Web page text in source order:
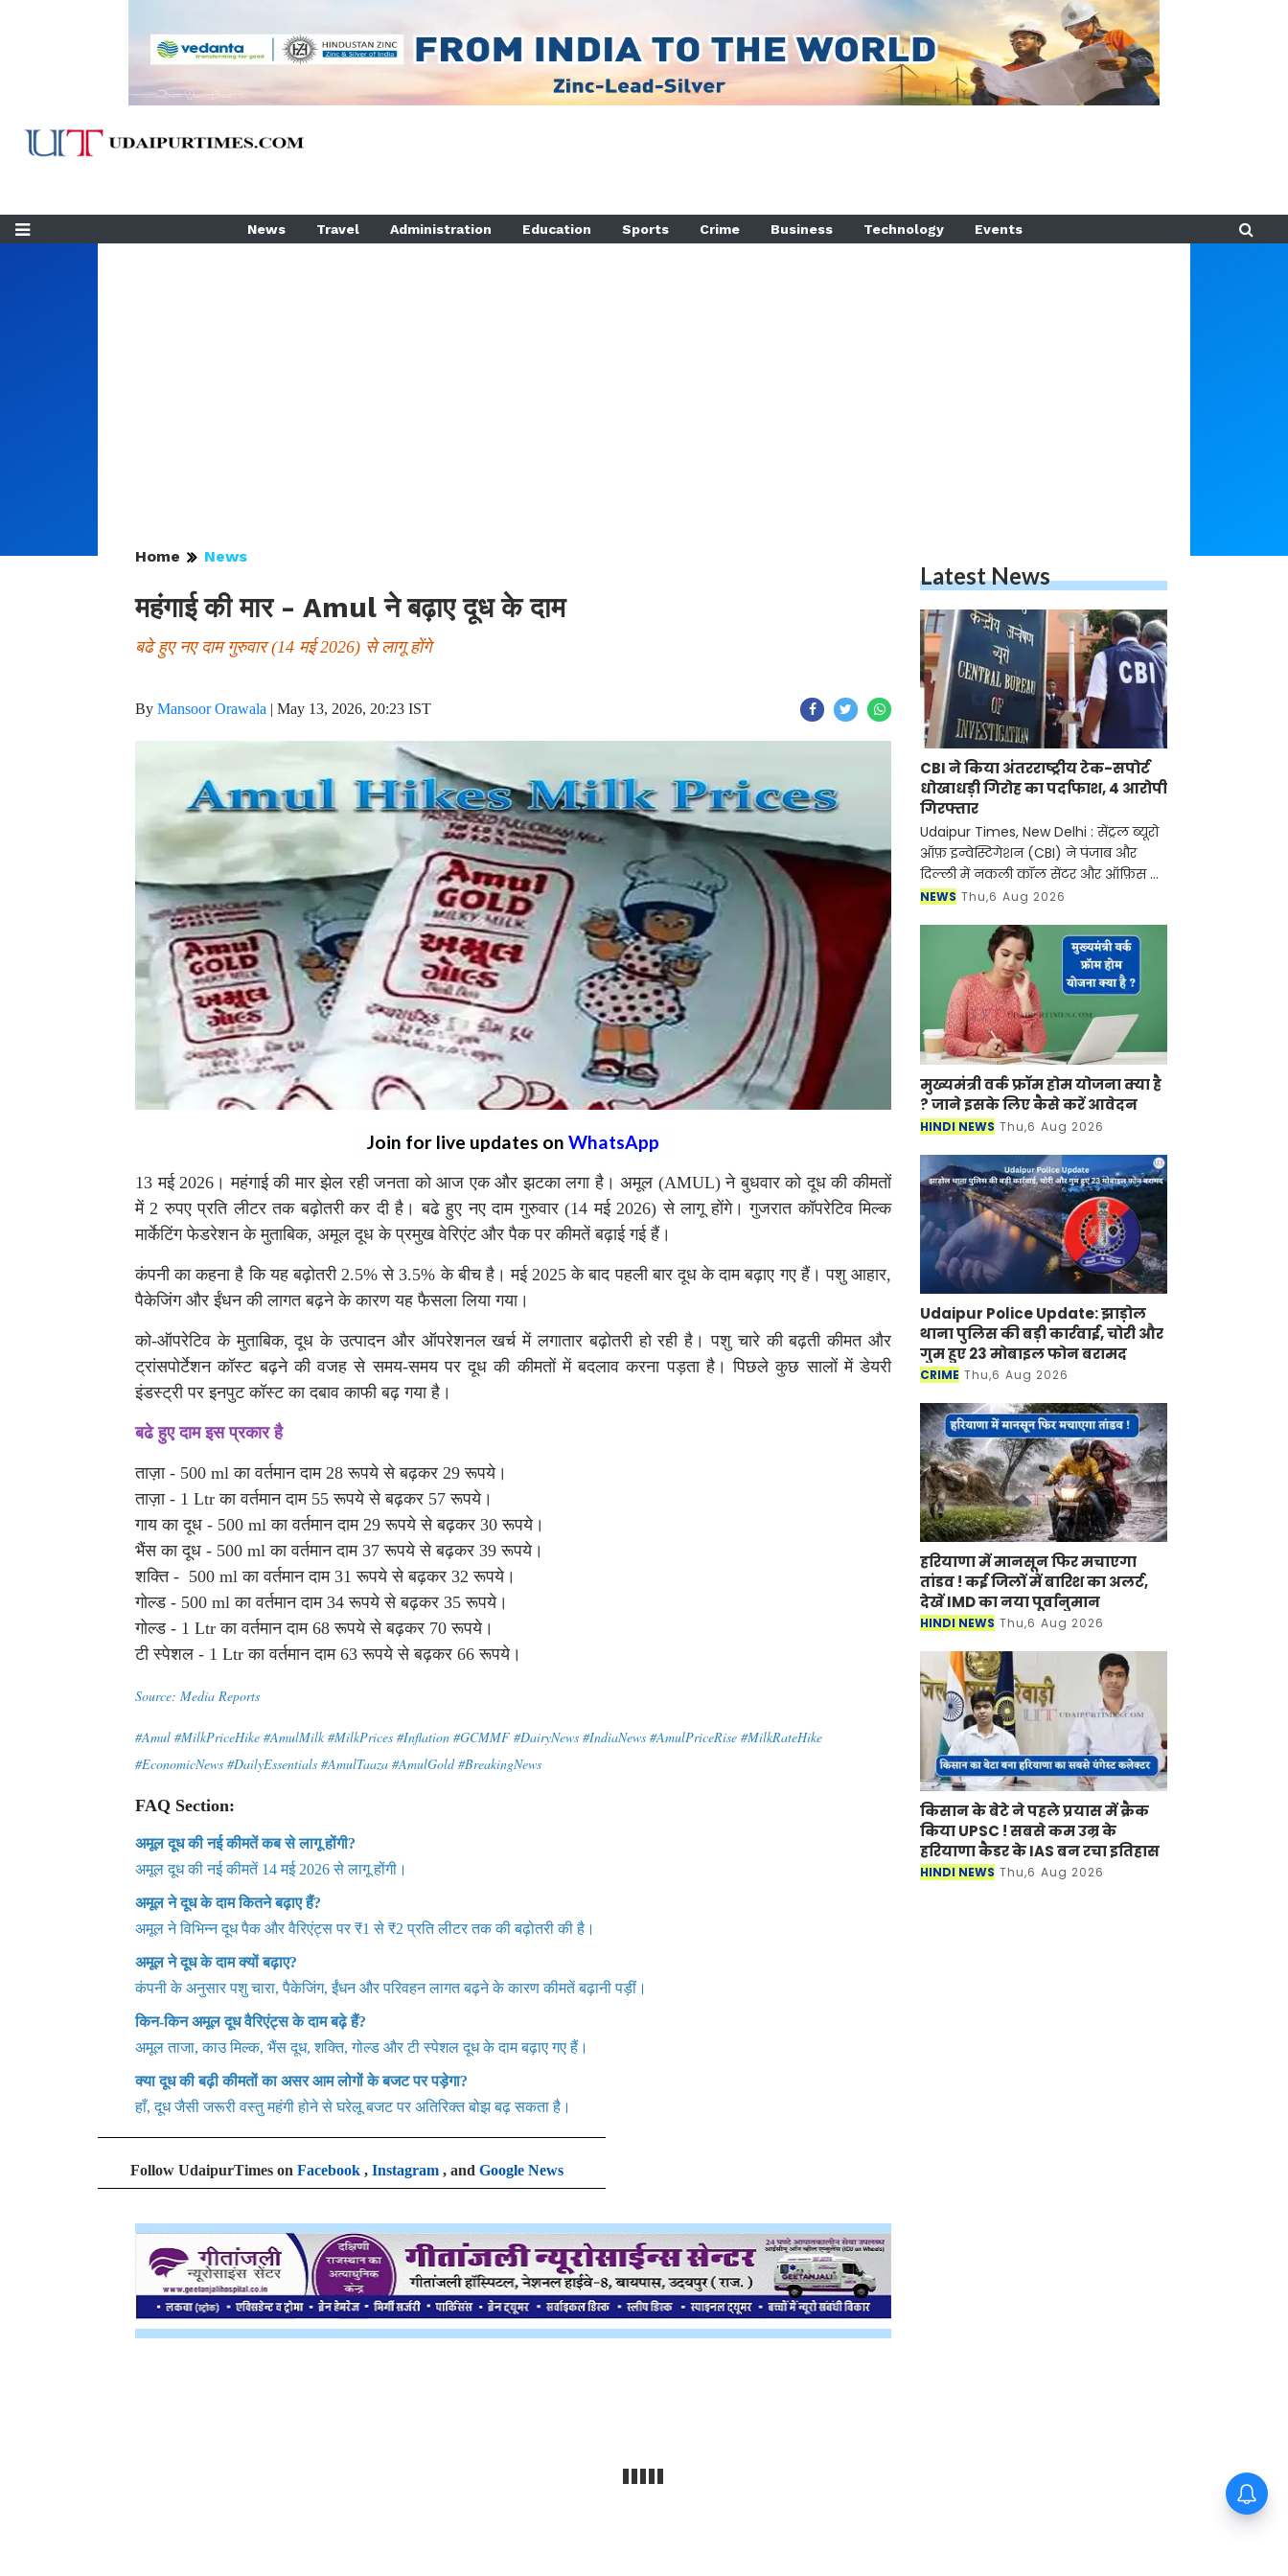
News Travel Administration Education Sports Crime Business Technology Events
Home News
महंगाई की मार - Amul ने बढ़ाए दूध के दाम
बढे हुए नए दाम गुरुवार (14 मई 2026) से लागू होंगे
By Mansoor Orawala | May 13, 2026, 20:23 IST
Join for live updates on WhatsApp
13 मई 2026। महंगाई की मार झेल रही जनता को आज एक और झटका लगा है। अमूल (AMUL) ने बुधवार को दूध की कीमतों
में 2 रुपए प्रति लीटर तक बढ़ोतरी कर दी है। बढे हुए नए दाम गुरुवार (14 मई 2026) से लागू होंगे। गुजरात कॉपरेटिव मिल्क
मार्केटिंग फेडरेशन के मुताबिक, अमूल दूध के प्रमुख वेरिएंट और पैक पर कीमतें बढ़ाई गई हैं।
कंपनी का कहना है कि यह बढ़ोतरी 2.5% से 3.5% के बीच है। मई 2025 के बाद पहली बार दूध के दाम बढ़ाए गए हैं। पशु आहार,
पैकेजिंग और ईंधन की लागत बढ़ने के कारण यह फैसला लिया गया।
को-ऑपरेटिव के मुताबिक, दूध के उत्पादन और ऑपरेशनल खर्च में लगातार बढ़ोतरी हो रही है। पशु चारे की बढ़ती कीमत और
ट्रांसपोर्टेशन कॉस्ट बढ़ने की वजह से समय-समय पर दूध की कीमतों में बदलाव करना पड़ता है। पिछले कुछ सालों में डेयरी
इंडस्ट्री पर इनपुट कॉस्ट का दबाव काफी बढ़ गया है।
बढे हुए दाम इस प्रकार है
ताज़ा - 500 ml का वर्तमान दाम 28 रूपये से बढ़कर 29 रूपये।
ताज़ा - 1 Ltr का वर्तमान दाम 55 रूपये से बढ़कर 57 रूपये।
गाय का दूध - 500 ml का वर्तमान दाम 29 रूपये से बढ़कर 30 रूपये।
भैंस का दूध - 500 ml का वर्तमान दाम 37 रूपये से बढ़कर 39 रूपये।
शक्ति - 500 ml का वर्तमान दाम 31 रूपये से बढ़कर 32 रूपये।
गोल्ड - 500 ml का वर्तमान दाम 34 रूपये से बढ़कर 35 रूपये।
गोल्ड - 1 Ltr का वर्तमान दाम 68 रूपये से बढ़कर 70 रूपये।
टी स्पेशल - 1 Ltr का वर्तमान दाम 63 रूपये से बढ़कर 66 रूपये।
Source: Media Reports
#Amul #MilkPriceHike #AmulMilk #MilkPrices #Inflation #GCMMF #DairyNews #IndiaNews #AmulPriceRise #MilkRateHike
#EconomicNews #DailyEssentials #AmulTaaza #AmulGold #BreakingNews
FAQ Section:
अमूल दूध की नई कीमतें कब से लागू होंगी?
अमूल दूध की नई कीमतें 14 मई 2026 से लागू होंगी।
अमूल ने दूध के दाम कितने बढ़ाए हैं?
अमूल ने विभिन्न दूध पैक और वैरिएंट्स पर ₹1 से ₹2 प्रति लीटर तक की बढ़ोतरी की है।
अमूल ने दूध के दाम क्यों बढ़ाए?
कंपनी के अनुसार पशु चारा, पैकेजिंग, ईंधन और परिवहन लागत बढ़ने के कारण कीमतें बढ़ानी पड़ीं।
किन-किन अमूल दूध वैरिएंट्स के दाम बढ़े हैं?
अमूल ताजा, काउ मिल्क, भैंस दूध, शक्ति, गोल्ड और टी स्पेशल दूध के दाम बढ़ाए गए हैं।
क्या दूध की बढ़ी कीमतों का असर आम लोगों के बजट पर पड़ेगा?
हाँ, दूध जैसी जरूरी वस्तु महंगी होने से घरेलू बजट पर अतिरिक्त बोझ बढ़ सकता है।
Follow UdaipurTimes on Facebook , Instagram , and Google News
Latest News
CBI ने किया अंतरराष्ट्रीय टेक-सपोर्ट
धोखाधड़ी गिरोह का पर्दाफाश, 4 आरोपी
गिरफ्तार
Udaipur Times, New Delhi : सेंट्रल ब्यूरो
ऑफ़ इन्वेस्टिगेशन (CBI) ने पंजाब और
दिल्ली में नकली कॉल सेंटर और ऑफ़िस के
ज़रिए चल रहे एक बड़े इंटरनेशनल टेक-
NEWS Thu,6 Aug 2026
मुख्यमंत्री वर्क फ्रॉम होम योजना क्या है
? जाने इसके लिए कैसे करें आवेदन
HINDI NEWS Thu,6 Aug 2026
Udaipur Police Update: झाड़ोल
थाना पुलिस की बड़ी कार्रवाई, चोरी और
गुम हुए 23 मोबाइल फोन बरामद
CRIME Thu,6 Aug 2026
हरियाणा में मानसून फिर मचाएगा
तांडव ! कई जिलों में बारिश का अलर्ट,
देखें IMD का नया पूर्वानुमान
HINDI NEWS Thu,6 Aug 2026
किसान के बेटे ने पहले प्रयास में क्रैक
किया UPSC ! सबसे कम उम्र के
हरियाणा कैडर के IAS बन रचा इतिहास
HINDI NEWS Thu,6 Aug 2026